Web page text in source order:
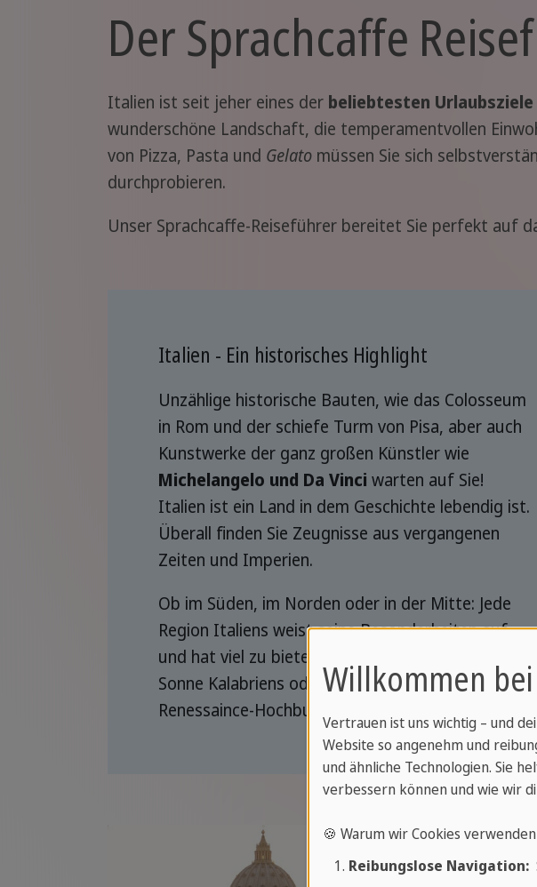
Der Sprachcaffe
Italien ist seit jeher eines der beliebtesten Urlaubsziele
wunderschöne Landschaft, die temperamentvollen
von Pizza, Pasta und Gelato müssen Sie sich
durchprobieren.
Unser Sprachcaffe-Reiseführer bereitet Sie perfekt auf
Italien - Ein historisches Highlight
Unzählige historische Bauten, wie das Colosseum
in Rom und der schiefe Turm von Pisa, aber auch
Kunstwerke der ganz großen Künstler wie
Michelangelo und Da Vinci warten auf Sie!
Italien ist ein Land in dem Geschichte lebendig ist.
Überall finden Sie Zeugnisse aus vergangenen
Zeiten und Imperien.
Ob im Süden, im Norden oder in der Mitte: Jede
Region Italiens weist seine Besonderheiten auf
und hat viel zu bieten. Ob Strandurlaub in der
Sonne Kalabriens oder Kultururlaub in der
Renessaince-Hochburg Florenz entscheiden Sie!
Willkommen
Vertrauen ist uns wichtig – und
Website so angenehm und
und ähnliche Technologien. Sie
verbessern können und wie wir
🍪 Warum wir Cookies verwenden
Reibungslose Navigation: